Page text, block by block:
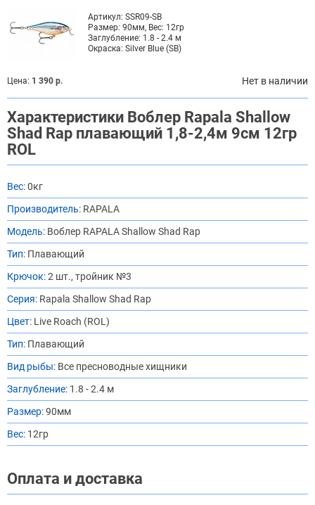
Артикул: SSR09-SB
Размер: 90мм, Вес: 12гр
Заглубление: 1.8 - 2.4 м
Окраска: Silver Blue (SB)
Цена: 1 390 р. Нет в наличии
Характеристики Воблер Rapala Shallow
Shad Rap плавающий 1,8-2,4м 9см 12гр
ROL
Вес:0кг
Производитель: RAPALA
Модель: Воблер RAPALA Shallow Shad Rap
Тип: Плавающий
Крючок:2 шт., тройник №3
Серия: Rapala Shallow Shad Rap
Цвет: Live Roach (ROL)
Тип: Плавающий
Вид рыбы: Все пресноводные хищники
Заглубление: 1.8 - 2.4 м
Размер:90мм
Вес: 12гр
Оплата и доставка